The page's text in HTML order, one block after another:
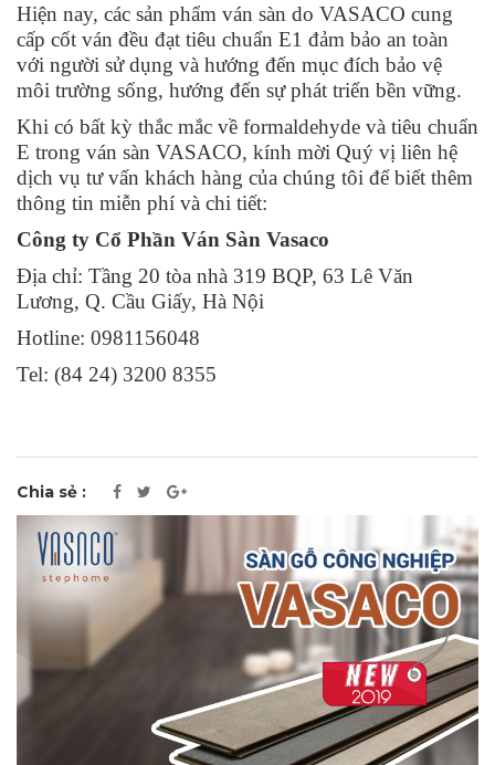
Hiện nay, các sản phẩm ván sàn do VASACO cung
cấp cốt ván đều đạt tiêu chuẩn E1 đảm bảo an toàn
với người sử dụng và hướng đến mục đích bảo vệ
môi trường sống, hướng đến sự phát triển bền vững.
Khi có bất kỳ thắc mắc về formaldehyde và tiêu chuẩn
E trong ván sàn VASACO, kính mời Quý vị liên hệ
dịch vụ tư vấn khách hàng của chúng tôi để biết thêm
thông tin miễn phí và chi tiết:
Công ty Cổ Phần Ván Sàn Vasaco
Địa chỉ: Tầng 20 tòa nhà 319 BQP, 63 Lê Văn
Lương, Q. Cầu Giấy, Hà Nội
Hotline: 0981156048
Tel: (84 24) 3200 8355
Chia sẻ :